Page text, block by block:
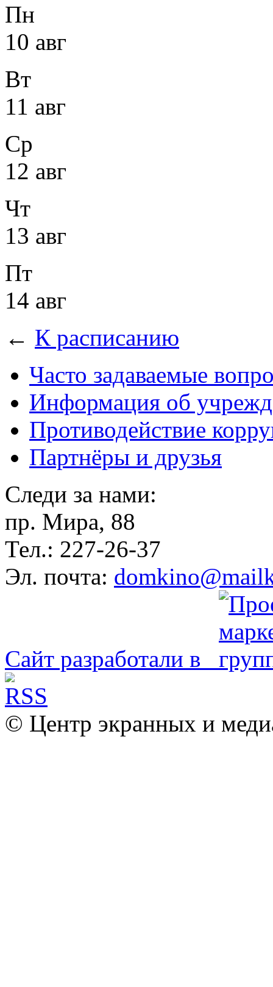
Пн
10 авг
Вт
11 авг
Ср
12 авг
Чт
13 авг
Пт
14 авг
← К расписанию
Часто задаваемые
Информация об
Противодействие
Партнёры и друзья
Следи за нами:
пр. Мира, 88
Тел.: 227-26-37
Эл. почта:
Сайт разработали в
© Центр экранных и